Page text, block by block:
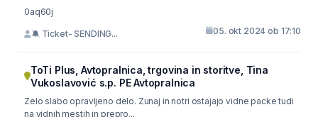
0aq60j
🔕 Ticket- SENDING... 05. okt 2024 ob 17:10
ToTi Plus, Avtopralnica, trgovina in storitve, Tina
Vukoslavović s.p. PE Avtopralnica
Zelo slabo opravljeno delo. Zunaj in notri ostajajo vidne packe tudi
na vidnih mestih in prepro...